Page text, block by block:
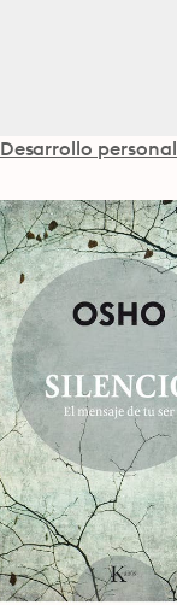
Desarrollo personal